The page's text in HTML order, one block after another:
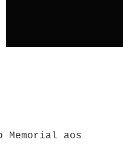
aos